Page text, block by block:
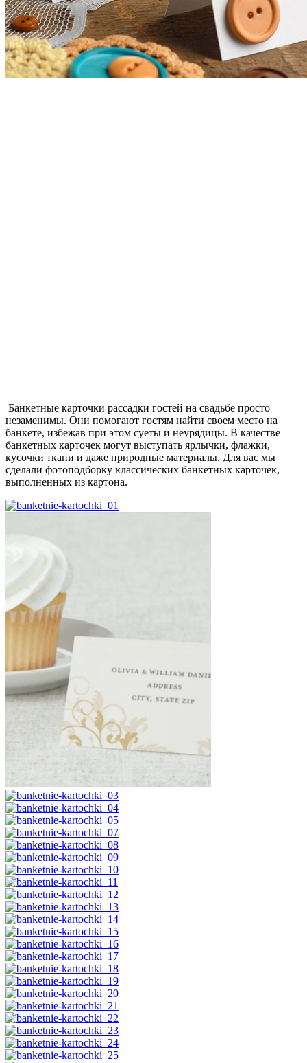
Банкетные карточки рассадки гостей на свадьбе просто
незаменимы. Они помогают гостям найти своем место на
банкете, избежав при этом суеты и неурядицы. В качестве
банкетных карточек могут выступать ярлычки, флажки,
кусочки ткани и даже природные материалы. Для вас мы
сделали фотоподборку классических банкетных карточек,
выполненных из картона.